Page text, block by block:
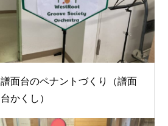
譜面台のペナントづくり（譜面
台かくし）